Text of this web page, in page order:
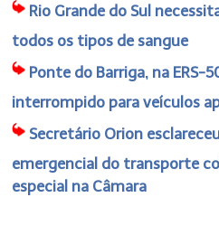
Rio Grande do Sul
todos os tipos de sangue
Ponte do Barriga, na
interrompido para veículos
Secretário Orion
emergencial do transporte
especial na Câmara